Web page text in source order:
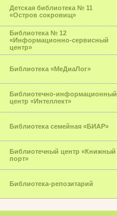
Детская библиотека № 11
«Остров сокровищ»
Библиотека № 12
«Информационно-сервисный
центр»
Библиотека «МеДиаЛог»
Библиотечно-информационный
центр «Интеллект»
Библиотека семейная «БИАР»
Библиотечный центр «Книжный
порт»
Библиотека-репозитарий